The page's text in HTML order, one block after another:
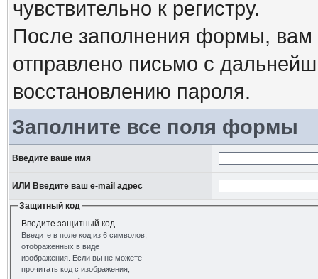
чувствительно к регистру.
После заполнения формы, вам
отправлено письмо с
восстановлению пароля.
Заполните все поля формы
Введите ваше имя
ИЛИ Введите ваш e-mail адрес
Защитный код
Введите защитный код
Введите в поле код из 6 символов,
отображенных в виде
изображения. Если вы не можете
прочитать код с изображения,